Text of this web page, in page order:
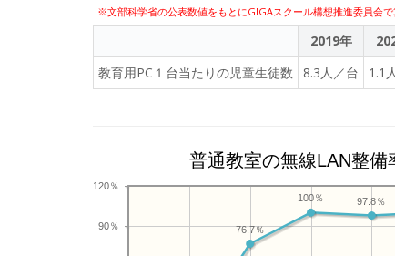
※文部科学省の公表数値をもとにGIGAスクール構想推進委員会
2019年
教育用PC１台当たりの児童生徒数
8.3人／台 1.1
普通教室の無線LAN整備
90％
120％
97.8％
100％
76.7％